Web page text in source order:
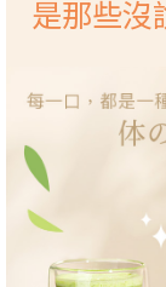
是那些沒